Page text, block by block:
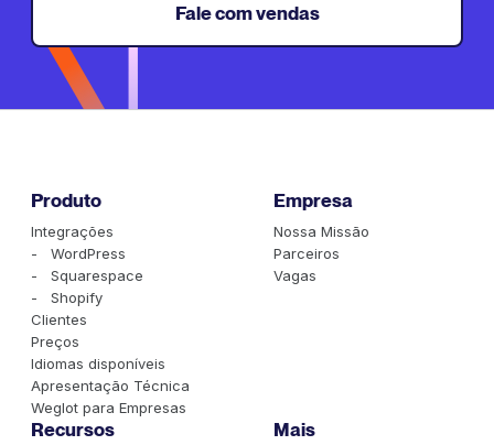
Fale com vendas
Produto
Integrações
- WordPress
- Squarespace
- Shopify
Clientes
Preços
Idiomas disponíveis
Apresentação Técnica
Weglot para Empresas
Empresa
Nossa Missão
Parceiros
Vagas
Recursos Mais